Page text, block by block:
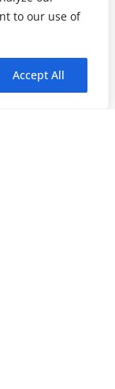
to our use of
Accept All